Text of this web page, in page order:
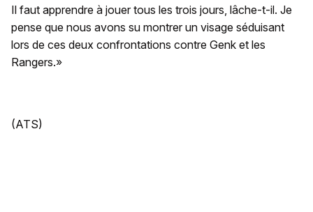
Il faut apprendre à jouer tous les trois jours, lâche-t-il. Je
pense que nous avons su montrer un visage séduisant
lors de ces deux confrontations contre Genk et les
Rangers.»
(ATS)